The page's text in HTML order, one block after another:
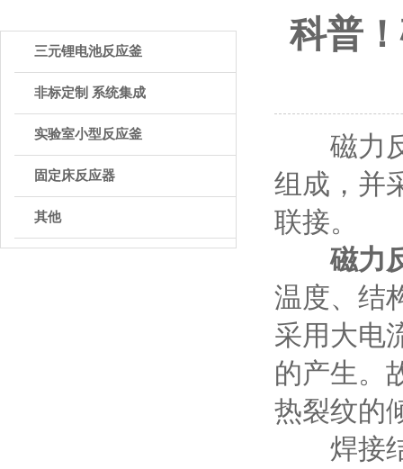
三元锂电池反应釜
非标定制 系统集成
实验室小型反应釜
固定床反应器
其他
科普
磁力反
组成，并
联接。
磁力
温度、结
采用大电
的产生。
热裂纹的
焊接结